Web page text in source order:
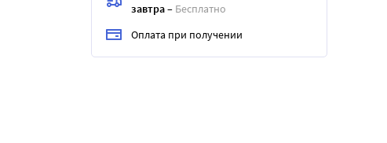
завтра– Бесплатно
Оплата при получении